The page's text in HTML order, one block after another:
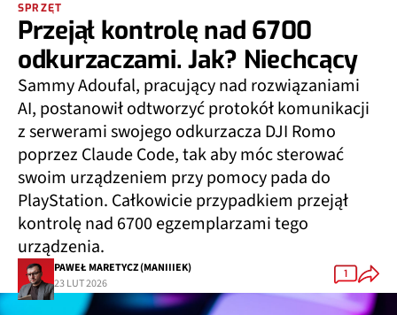
SPRZĘT
Przejął kontrolę nad 6700
odkurzaczami. Jak? Niechcący
Sammy Adoufal, pracujący nad rozwiązaniami
AI, postanowił odtworzyć protokół komunikacji
z serwerami swojego odkurzacza DJI Romo
poprzez Claude Code, tak aby móc sterować
swoim urządzeniem przy pomocy pada do
PlayStation. Całkowicie przypadkiem przejął
kontrolę nad 6700 egzemplarzami tego
urządzenia.
PAWEŁ MARETYCZ (MANIIIEK)
23 LUT 2026
1